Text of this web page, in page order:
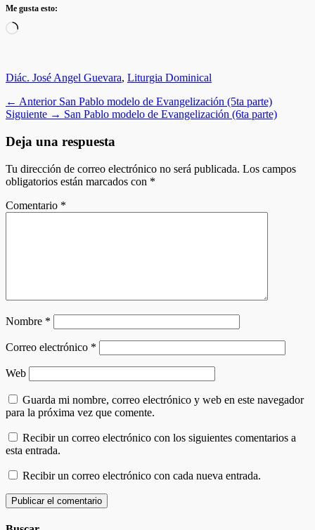
Me gusta esto:
Cargando...
Categorias
Diác. José Angel Guevara, Liturgia Dominical
Navegación
de
entradas
← Anterior Entrada
anterior:
San Pablo modelo de Evangelización (5ta parte)
Siguiente → Entrada
San Pablo modelo de Evangelización (6ta parte)
Deja una respuesta
Tu dirección de correo electrónico no será publicada. Los campos
obligatorios están marcados con *
Comentario *
Nombre *
Correo electrónico *
Web
Guarda mi nombre, correo electrónico y web en este navegador
para la próxima vez que comente.
Recibir un correo electrónico con los siguientes comentarios a
esta entrada.
Recibir un correo electrónico con cada nueva entrada.